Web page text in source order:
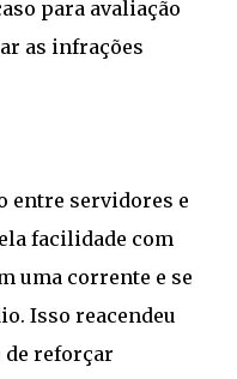
para avaliação
as infrações
entre servidores e
facilidade com
uma corrente e se
Isso reacendeu
de reforçar